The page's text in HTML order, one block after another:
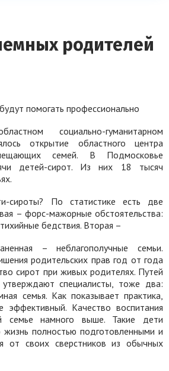
родителей
помогать профессионально
социально-гуманитарном
открытие областного центра
семей. В Подмосковье
детей-сирот. Из них 18 тысяч
сироты? По статистике есть две
– форс-мажорные обстоятельства:
бедствия. Вторая –
– неблагополучные семьи.
родительских прав год от года
сирот при живых родителях. Путей
утверждают специалисты, тоже два:
семья. Как показывает практика,
Качество воспитания
семье намного выше. Такие дети
полностью подготовленными и
от своих сверстников из обычных